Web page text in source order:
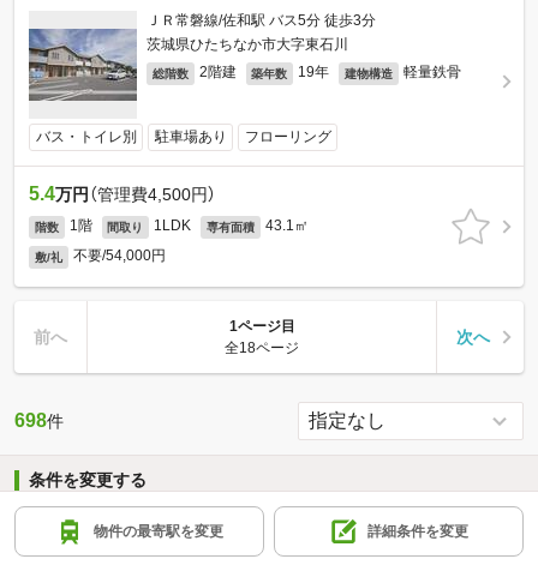
ＪＲ常磐線/佐和駅 バス5分 徒歩3分
茨城県ひたちなか市大字東石川
総階数 2階建 築年数 19年 建物構造 軽量鉄骨
バス・トイレ別 駐車場あり フローリング
5.4万円 （管理費4,500円）
階数 1階 間取り 1LDK 専有面積 43.1㎡
敷/礼 不要/54,000円
前へ
1ページ目
全18ページ
次へ
698件
条件を変更する
最寄駅 - 変更する
物件の最寄駅を変更 詳細条件を変更